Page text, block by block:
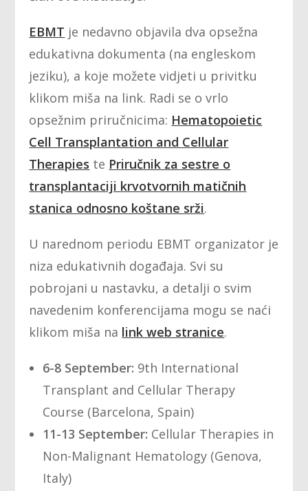
EBMT je nedavno objavila dva opsežna
edukativna dokumenta (na engleskom
jeziku), a koje možete vidjeti u privitku
klikom miša na link. Radi se o vrlo
opsežnim priručnicima: Hematopoietic
Cell Transplantation and Cellular
Therapies te Priručnik za sestre o
transplantaciji krvotvornih matičnih
stanica odnosno koštane srži.
U narednom periodu EBMT organizator je
niza edukativnih događaja. Svi su
pobrojani u nastavku, a detalji o svim
navedenim konferencijama mogu se naći
klikom miša na link web stranice.
6-8 September: 9th International
Transplant and Cellular Therapy
Course (Barcelona, Spain)
11-13 September: Cellular Therapies in
Non-Malignant Hematology (Genova,
Italy)